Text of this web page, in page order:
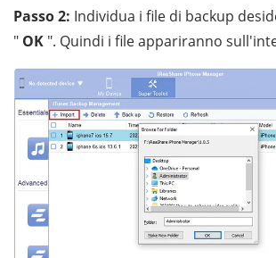
Passo 2: Individua i file di backup
" OK ". Quindi i file appariranno